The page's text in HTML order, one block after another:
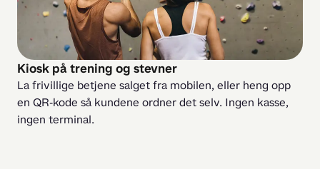
Kiosk på trening og stevner
La frivillige betjene salget fra mobilen, eller heng opp
en QR-kode så kundene ordner det selv. Ingen kasse,
ingen terminal.